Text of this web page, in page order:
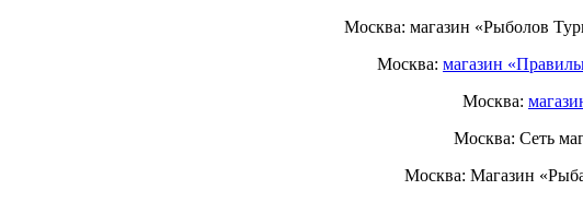
Москва: магазин «Рыболов
Москва: магазин
Москва:
Москва: Сеть
Москва: Магазин